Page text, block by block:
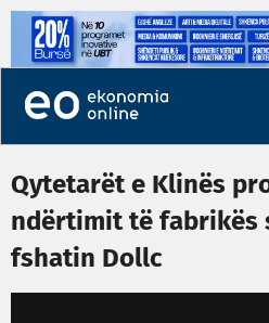
Qytetarët e Klinës
ndërtimit të fabrikës
fshatin Dollc